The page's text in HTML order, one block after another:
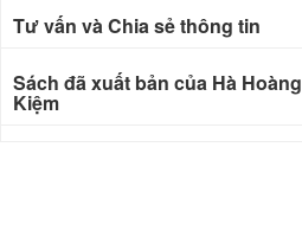
Tư vấn và Chia sẻ thông tin
Sách đã xuất bản của Hà Hoàng
Kiệm